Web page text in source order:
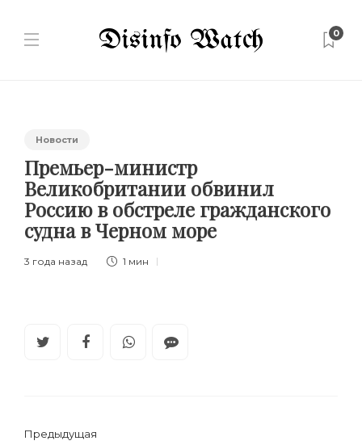
0
Новости
Премьер-министр
Великобритании обвинил
Россию в обстреле гражданского
судна в Черном море
3 года назад 1 мин
Предыдущая